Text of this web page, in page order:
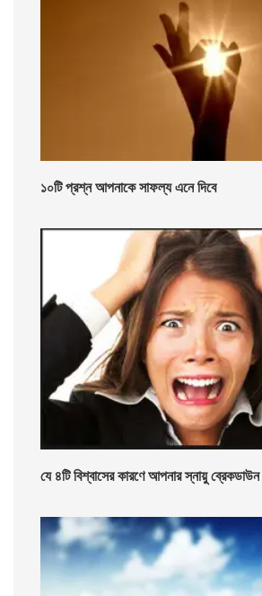
১০টি প্রশ্ন আপনাকে সাফল্য এনে দিবে
যে ৪টি বিশ্বাসের কারণে আপনার স্নায়ু